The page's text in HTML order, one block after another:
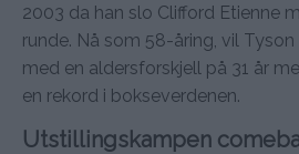
2003 da han slo Clifford Etienne
runde. Nå som 58-åring, vil Tyson
med en aldersforskjell på 31 år
en rekord i bokseverdenen.
Utstillingskampen